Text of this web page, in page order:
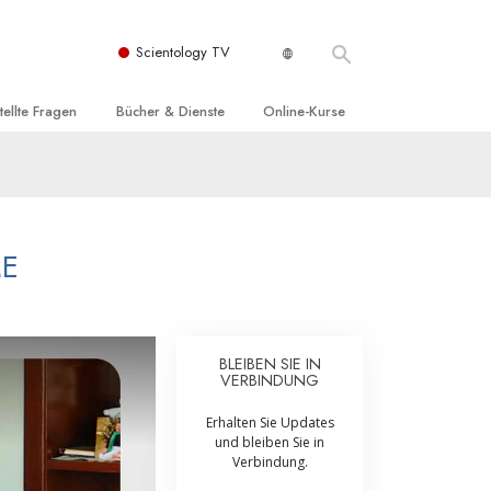
Scientology TV
Fragen
der Scientology
Bücher & Dienste
Dienste
Online-Kurse
Beistände bei Krankheiten und
Verletzungen
Integrität und Ehrlichkeit
Ehe
BLEIBEN SIE IN
VERBINDUNG
Erhalten Sie Updates
und bleiben Sie in
Verbindung.